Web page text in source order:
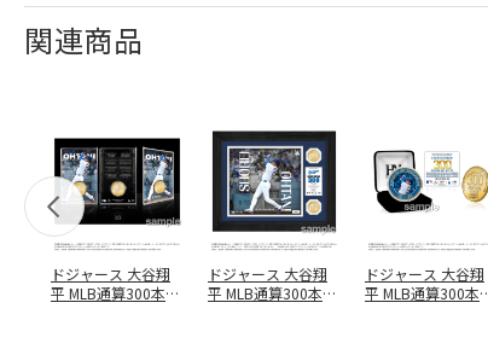
関連商品
ドジャース 大谷翔
平 MLB通算300本塁
ドジャース 大谷翔
平 MLB通算300本塁
ドジャース 大谷翔
平 MLB通算300本